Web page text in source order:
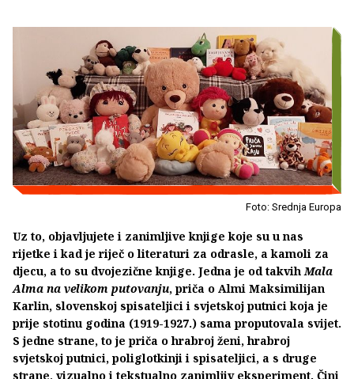
Foto: Srednja Europa
Uz to, objavljujete i zanimljive knjige koje su u nas
rijetke i kad je riječ o literaturi za odrasle, a kamoli za
djecu, a to su dvojezične knjige. Jedna je od takvihMala
Alma na velikom putovanju, priča o Almi Maksimilijan
Karlin, slovenskoj spisateljici i svjetskoj putnici koja je
prije stotinu godina (1919-1927.) sama proputovala svijet.
S jedne strane, to je priča o hrabroj ženi, hrabroj
svjetskoj putnici, poliglotkinji i spisateljici, a s druge
strane, vizualno i tekstualno zanimljiv eksperiment. Čini